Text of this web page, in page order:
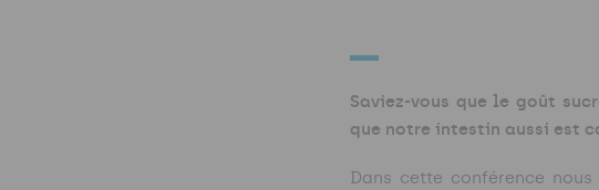
Saviez-vous que le goût
que notre intestin aussi est
Dans cette conférence